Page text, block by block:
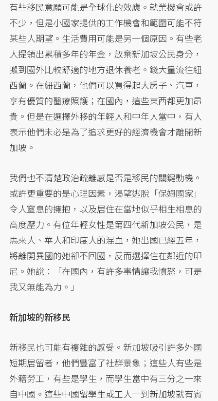
有些移民意願可能是全球化的效應。就業機會或許
不少，但是小國家提供的工作機會和範圍可能不符
某些人期望。生活費用可能是另一個原因。有些老
人提領出累積多年的年金，放棄新加坡公民身分，
搬到國外比較舒適的地方退休養老。錢大量流往紐
西蘭。在紐西蘭，他們可以買得起大房子、汽車，
享有優質的醫療照護；在國內，這些東西都更加昂
貴。但是在選擇外移的年輕人和中年人當中，有人
表示他們未必是為了追求更好的經濟機會才離開新
加坡。
我們也不清楚政治疏離感是否是移民的關鍵動機。
或許更重要的是心理因素，渴望逃脫「保姆國家」
令人窒息的擁抱，以及居住在當地似乎相生相息的
高度壓力。有位年輕女性是第四代新加坡公民，是
馬來人、華人和印度人的混血，她出國已經五年，
將離開異國的她卻不回國，反而選擇住在鄰近的印
尼。她說：「在國內，有許多事情讓我憤怒，可是
我又無能為力。」
新加坡的新移民
新移民也可能有複雜的感受。新加坡吸引許多外國
短期居留者，他們豐富了社群景象；這些人有些是
外籍勞工，有些是學生，而學生當中有三分之一來
自中國。這些中國留學生或工人一到新加坡就有賓